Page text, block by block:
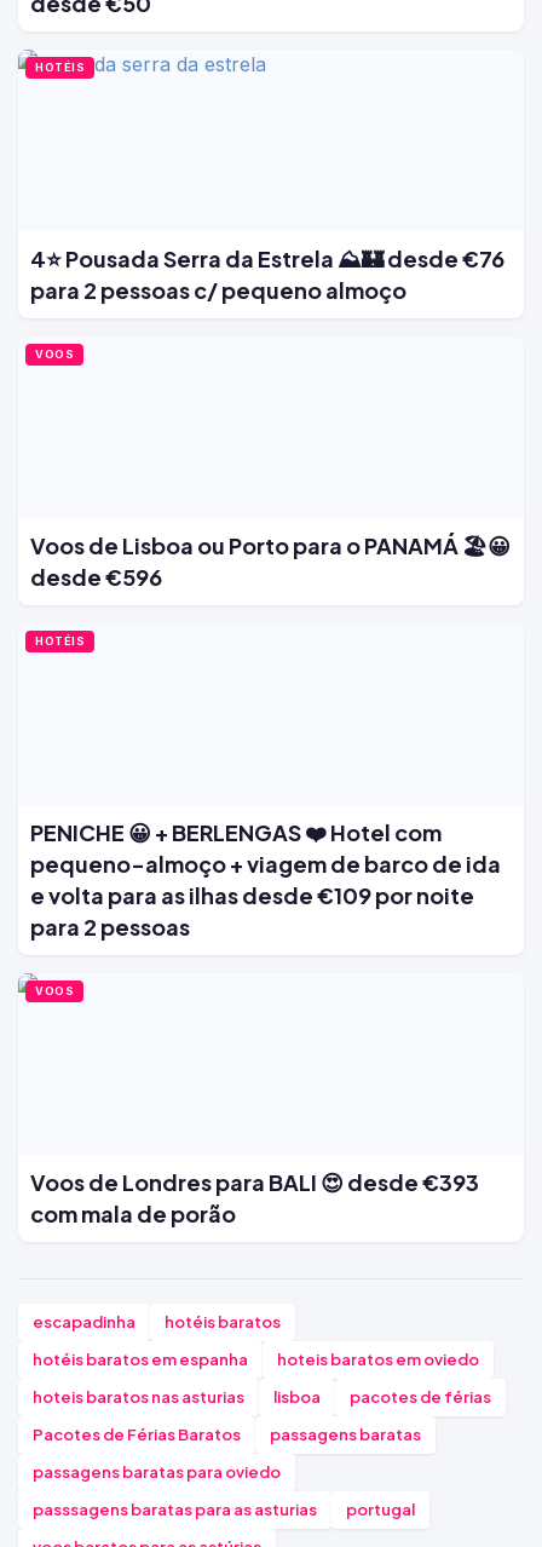
HOTÉIS
4⭐ Pousada Serra da Estrela ⛰️🏰 desde €76
para 2 pessoas c/ pequeno almoço
VOOS
Voos de Lisboa ou Porto para o PANAMÁ 🏖️😀
desde €596
HOTÉIS
PENICHE 😀 + BERLENGAS ❤️ Hotel com
pequeno-almoço + viagem de barco de ida
e volta para as ilhas desde €109 por noite
para 2 pessoas
VOOS
Voos de Londres para BALI 😍 desde €393
com mala de porão
escapadinha
hotéis baratos
hotéis baratos em espanha
hoteis baratos em oviedo
hoteis baratos nas asturias
lisboa
pacotes de férias
Pacotes de Férias Baratos
passagens baratas
passagens baratas para oviedo
passsagens baratas para as asturias
portugal